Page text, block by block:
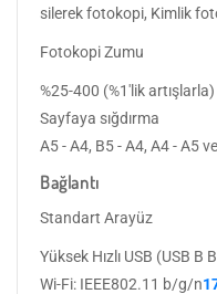
silerek fotokopi, Kimlik
Fotokopi Zumu
%25-400 (%1'lik artışlarla)
Sayfaya sığdırma
A5 - A4, B5 - A4, A4 - A5
Bağlantı
Standart Arayüz
Yüksek Hızlı USB (USB B
Wi-Fi: IEEE802.11 b/g/n